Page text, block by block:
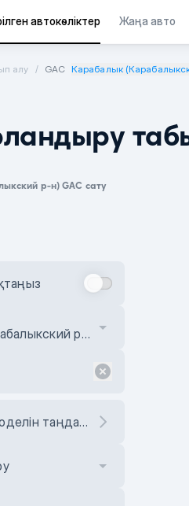
автокөліктер Жаңа авто
алу GAC Карабалык
р-н) GAC сату
Карабалык (Карабалыкский р-н)
Маркасы мен моделін таңдаңыз